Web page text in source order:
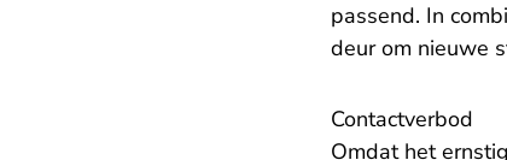
passend. In
deur om nieuwe
Contactverbod
Omdat het